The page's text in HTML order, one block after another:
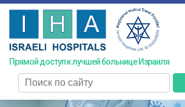
Skip
main
content
Прямой доступ к лучшей больнице Израиля
поиск